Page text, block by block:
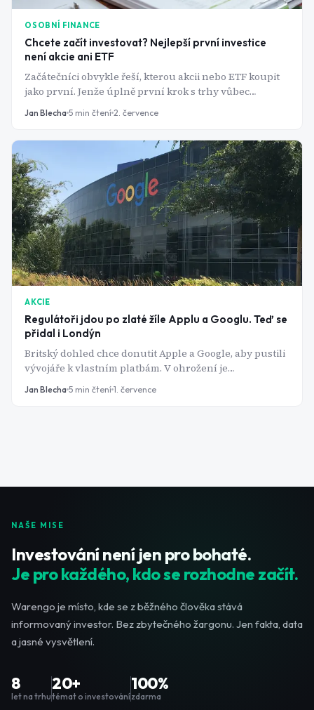
OSOBNÍ FINANCE
Chcete začít investovat? Nejlepší první investice
není akcie ani ETF
Začátečníci obvykle řeší, kterou akcii nebo ETF koupit
jako první. Jenže úplně první krok s trhy vůbec
nesouvisí - a právě jeho přeskočení stojí nováčky nejvíc
Jan Blecha 5 min čtení 2. července
AKCIE
Regulátoři jdou po zlaté žíle Applu a Googlu. Teď se
přidal i Londýn
Britský dohled chce donutit Apple a Google, aby pustili
vývojáře k vlastním platbám. V ohrožení je
nejziskovější kout jejich byznysu - a je to další díl
Jan Blecha 5 min čtení 1. července
NAŠE MISE
Investování není jen pro bohaté.
Je pro každého, kdo se rozhodne začít.
Warengo je místo, kde se z běžného člověka stává
informovaný investor. Bez zbytečného žargonu. Jen fakta, data
a jasné vysvětlení.
8
let na trhu
20+
témat o investování
100%
zdarma